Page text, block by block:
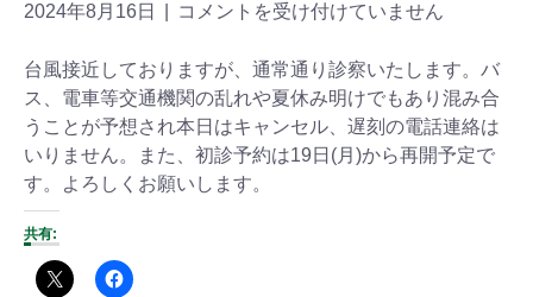
2024年8月16日 コメントを受け付けていません
台風接近しておりますが、通常通り診察いたします。バ
ス、電車等交通機関の乱れや夏休み明けでもあり混み合
うことが予想され本日はキャンセル、遅刻の電話連絡は
いりません。また、初診予約は19日(月)から再開予定で
す。よろしくお願いします。
共有: